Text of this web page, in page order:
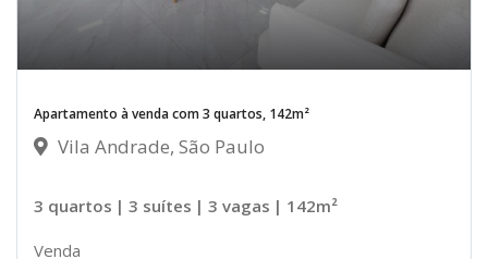
Apartamento à venda com 3 quartos, 142m²
Vila Andrade, São Paulo
3 quartos | 3 suítes | 3 vagas | 142m²
Venda